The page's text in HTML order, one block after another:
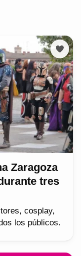
Zaragoza
tres
cosplay,
los públicos.